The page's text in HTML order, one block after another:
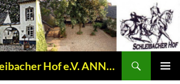
Reiterverein Schleibacher Hof e.V. ANNO 1977